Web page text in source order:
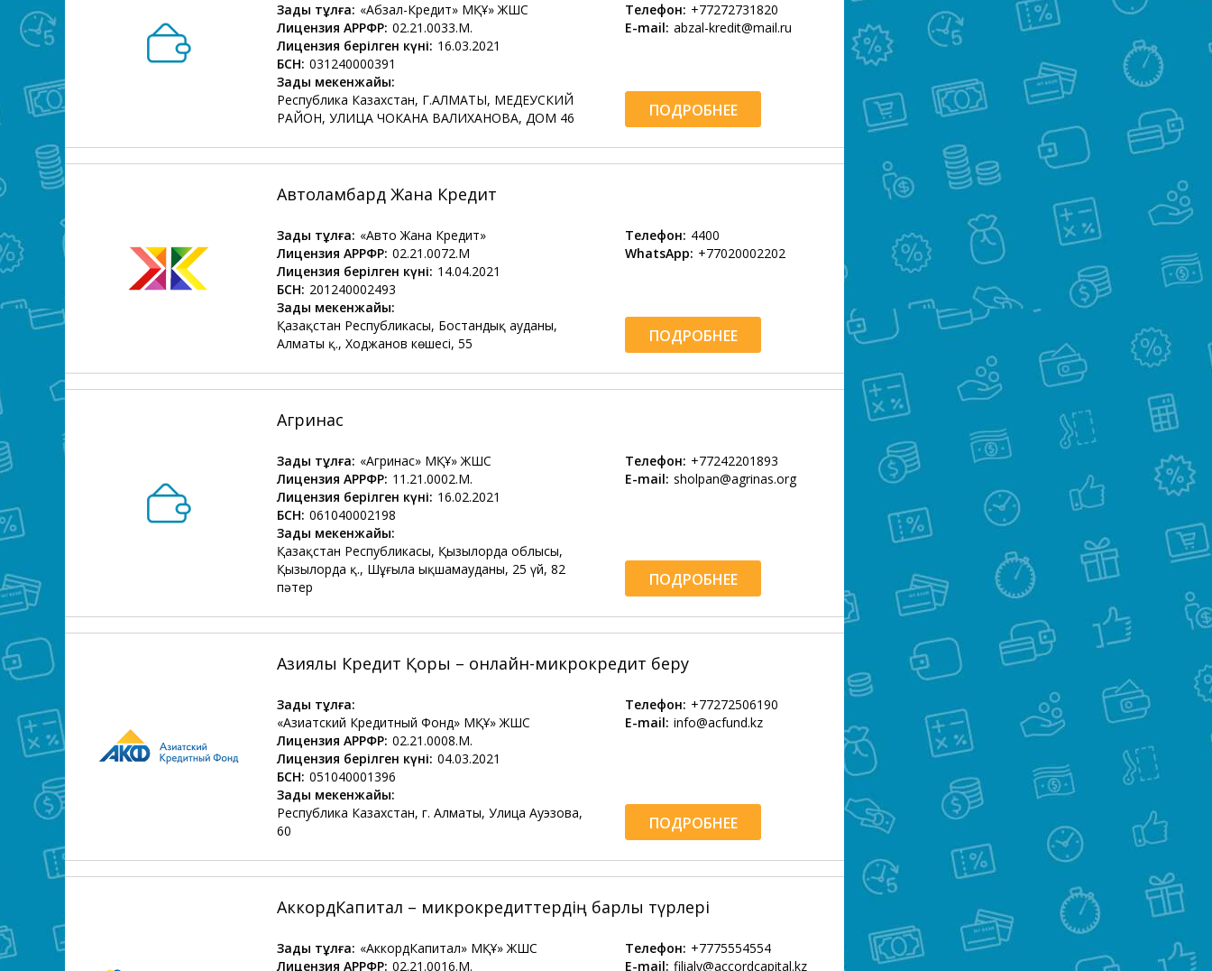
Заңды тұлға: «Абзал-Кредит» МҚҰ» ЖШС
Лицензия АРРФР: 02.21.0033.М.
Лицензия берілген күні: 16.03.2021
БСН: 031240000391
Заңды мекенжайы:
Республика Казахстан, Г.АЛМАТЫ, МЕДЕУСКИЙ
РАЙОН, УЛИЦА ЧОКАНА ВАЛИХАНОВА, ДОМ 46
Телефон: +77272731820
E-mail: abzal-kredit@mail.ru
ПОДРОБНЕЕ
Автоламбард Жана Кредит
Заңды тұлға: «Авто Жана Кредит»
Лицензия АРРФР: 02.21.0072.М
Лицензия берілген күні: 14.04.2021
БСН: 201240002493
Заңды мекенжайы:
Қазақстан Республикасы, Бостандық ауданы,
Алматы қ., Ходжанов көшесі, 55
Телефон: 4400
WhatsApp: +77020002202
ПОДРОБНЕЕ
Агринас
Заңды тұлға: «Агринас» МҚҰ» ЖШС
Лицензия АРРФР: 11.21.0002.М.
Лицензия берілген күні: 16.02.2021
БСН: 061040002198
Заңды мекенжайы:
Қазақстан Республикасы, Қызылорда облысы,
Қызылорда қ., Шұғыла ықшамауданы, 25 үй, 82
пәтер
Телефон: +77242201893
E-mail: sholpan@agrinas.org
ПОДРОБНЕЕ
Азиялық Кредит Қоры – онлайн-микрокредит беру
Заңды тұлға:
«Азиатский Кредитный Фонд» МҚҰ» ЖШС
Лицензия АРРФР: 02.21.0008.М.
Лицензия берілген күні: 04.03.2021
БСН: 051040001396
Заңды мекенжайы:
Республика Казахстан, г. Алматы, Улица Ауэзова,
60
Телефон: +77272506190
E-mail: info@acfund.kz
ПОДРОБНЕЕ
АккордКапитал – микрокредиттердің барлық түрлері
Заңды тұлға: «АккордКапитал» МҚҰ» ЖШС
Лицензия АРРФР: 02.21.0016.М.
Телефон: +7775554554
E-mail: filialy@accordcapital.kz